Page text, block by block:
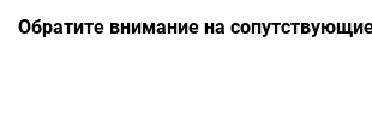
Обратите внимание на